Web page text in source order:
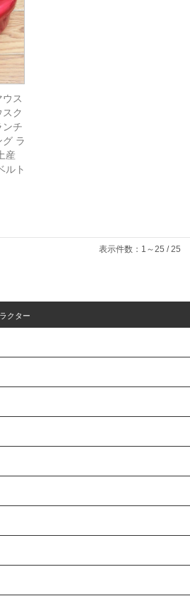
ス
ク
ンチ
ラ
産
ルト
表示件数：1～25 / 25
クター